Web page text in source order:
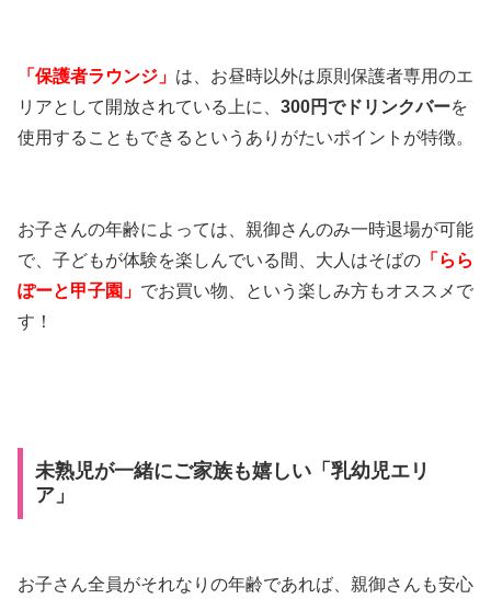
「保護者ラウンジ」 は、お昼時以外は原則保護者専用のエ
リアとして開放されている上に、 300円でドリンクバーを
使用することもできるというありがたいポイントが特徴。
お子さんの年齢によっては、親御さんのみ一時退場が可能
で、子どもが体験を楽しんでいる間、大人はそばの 「らら
ぽーと甲子園」 でお買い物、という楽しみ方もオススメで
す！
未熟児が一緒にご家族も嬉しい「乳幼児エリ
ア」
お子さん全員がそれなりの年齢であれば、親御さんも安心